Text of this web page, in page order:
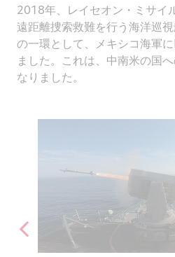
2018年、レイセオン・ミサイ
遠距離捜索救難を行う海洋巡
の一環として、メキシコ海軍
ました。これは、中南米の国
なりました。